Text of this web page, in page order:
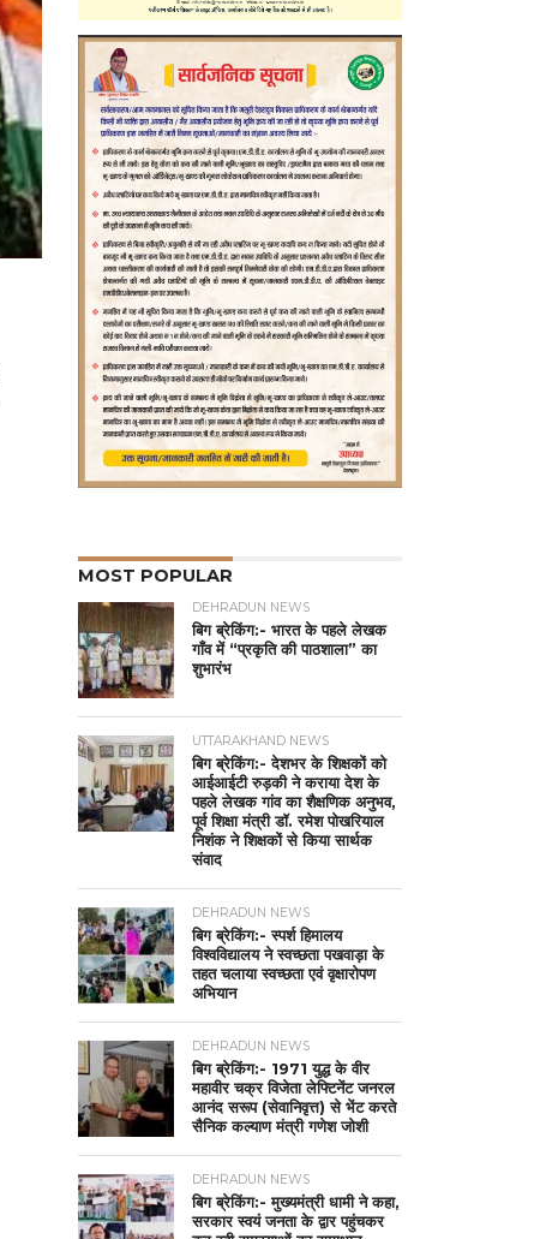
MOST POPULAR
DEHRADUN NEWS
बिग ब्रेकिंग:- भारत के पहले लेखक
गाँव में “प्रकृति की पाठशाला” का
शुभारंभ
UTTARAKHAND NEWS
बिग ब्रेकिंग:- देशभर के शिक्षकों को
आईआईटी रुड़की ने कराया देश के
पहले लेखक गांव का शैक्षणिक अनुभव,
पूर्व शिक्षा मंत्री डॉ. रमेश पोखरियाल
निशंक ने शिक्षकों से किया सार्थक
संवाद
DEHRADUN NEWS
बिग ब्रेकिंग:- स्पर्श हिमालय
विश्वविद्यालय ने स्वच्छता पखवाड़ा के
तहत चलाया स्वच्छता एवं वृक्षारोपण
अभियान
DEHRADUN NEWS
बिग ब्रेकिंग:- 1971 युद्ध के वीर
महावीर चक्र विजेता लेफ्टिनेंट जनरल
आनंद सरूप (सेवानिवृत्त) से भेंट करते
सैनिक कल्याण मंत्री गणेश जोशी
DEHRADUN NEWS
बिग ब्रेकिंग:- मुख्यमंत्री धामी ने कहा,
सरकार स्वयं जनता के द्वार पहुंचकर